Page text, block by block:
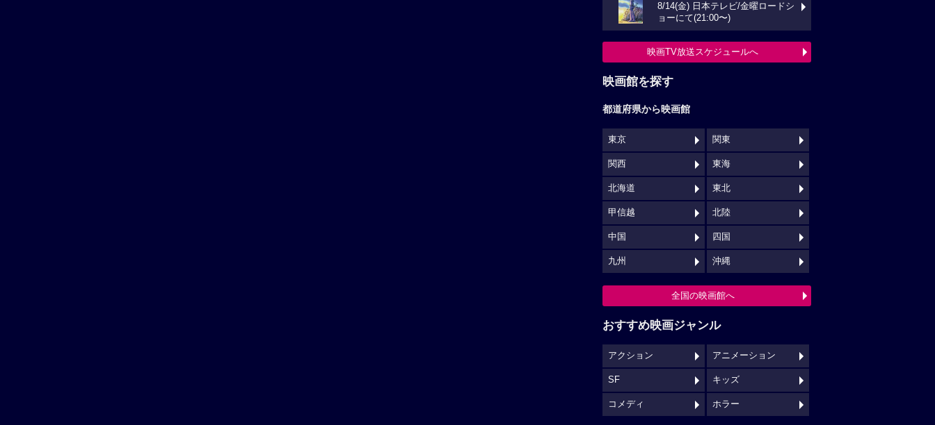
8/14(金) 日本テレビ/金曜ロードシ
ョーにて(21:00〜)
映画TV放送スケジュールへ
映画館を探す
都道府県から映画館
東京 関東
関西 東海
北海道 東北
甲信越 北陸
中国 四国
九州 沖縄
全国の映画館へ
おすすめ映画ジャンル
アクション アニメーション
SF キッズ
コメディ ホラー